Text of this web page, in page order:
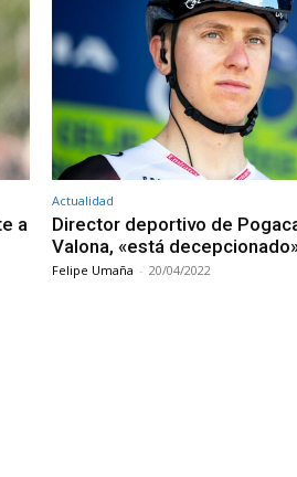
a
Actualidad
Director deportivo de
Valona, «está
Felipe Umaña - 20/04/2022